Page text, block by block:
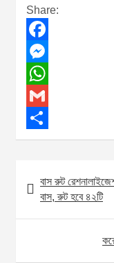
Share:
F
a
c
e
b
o
M
e
s
s
n
W
h
a
s
G
m
i
S
a
P
বাস রুট
বাস, রুট হবে ৪২টি